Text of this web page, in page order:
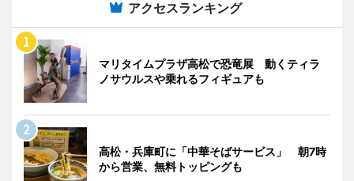
アクセスランキング
マリタイムプラザ高松で恐竜展 動くティラ
ノサウルスや乗れるフィギュアも
高松・兵庫町に「中華そばサービス」 朝7時
から営業、無料トッピングも